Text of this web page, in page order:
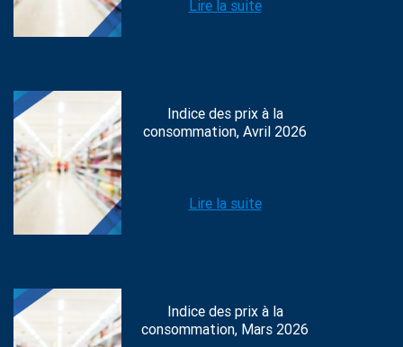
Lire la suite
Indice des prix à la
consommation, Avril 2026
Lire la suite
Indice des prix à la
consommation, Mars 2026